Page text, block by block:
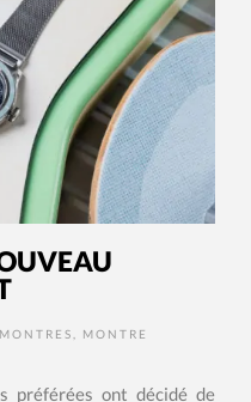
MONTRES
MONTRE
préférées ont décidé de